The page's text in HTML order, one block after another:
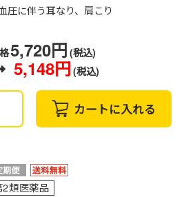
圧に伴う耳なり、肩こり
5,720円 (税込)
5,148円 (税込)
カートに入れる
2類医薬品